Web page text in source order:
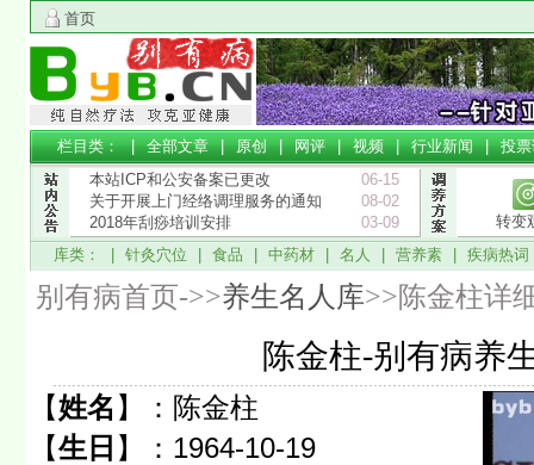
首页
栏目类： |全部文章|原创|网评|视频|行业新闻|投
本站ICP和公安备案已更改
06-15
关于开展上门经络调理服务的通知
08-02
2018年刮痧培训安排
03-09
转变
库类： | 针灸穴位 食品 中药材 名人 营养素 疾病热词
别有病首页->>养生名人库>>陈金柱详
陈金柱-别有病养
【姓名 】： 陈金柱
【生日 】： 1964-10-19